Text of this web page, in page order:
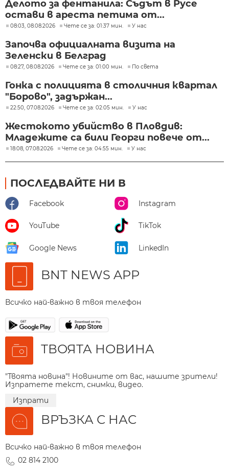
Делото за фентанила: Съдът в Русе
остави в ареста петима от...
08:03, 08.08.2026 Чете се за: 01:37 мин. У нас
Започва официалната визита на
Зеленски в Белград
08:27, 08.08.2026 Чете се за: 01:00 мин. По света
Гонка с полицията в столичния квартал
"Борово", задържан...
22:50, 07.08.2026 Чете се за: 02:05 мин. У нас
Жестокото убийство в Пловдив:
Младежите са били Георги повече от...
18:08, 07.08.2026 Чете се за: 04:55 мин. У нас
ПОСЛЕДВАЙТЕ НИ В
Facebook Instagram
YouTube TikTok
Google News LinkedIn
BNT NEWS APP
Всичко най-важно в твоя телефон
ТВОЯТА НОВИНА
"Твоята новина"! Новините от вас, нашите зрители!
Изпратете текст, снимки, видео.
Изпрати
ВРЪЗКА С НАС
Всичко най-важно в твоя телефон
02 814 2100